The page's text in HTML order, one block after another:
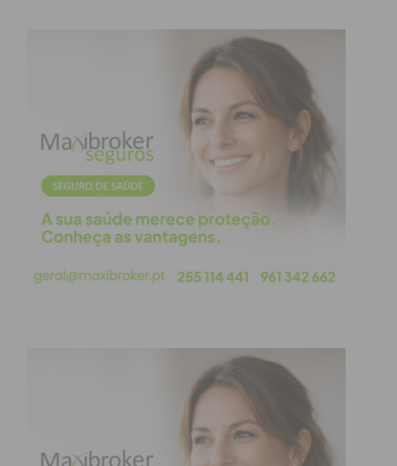
Subscreva a newsletter do
Imediato
Assine nossa newsletter por e-mail e
obtenha de forma regular a informação
atualizada.
Eu li e concordo com os
termos e